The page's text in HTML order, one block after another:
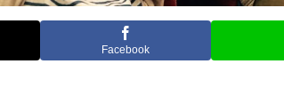
Facebook